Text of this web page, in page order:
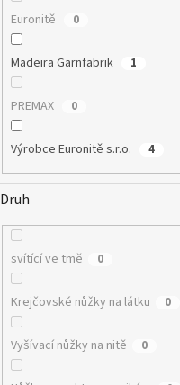
Euronitě 0
Madeira Garnfabrik 1
PREMAX 0
Výrobce Euronitě s.r.o. 4
Druh
svítící ve tmě 0
Krejčovské nůžky na látku 0
Vyšívací nůžky na nitě 0